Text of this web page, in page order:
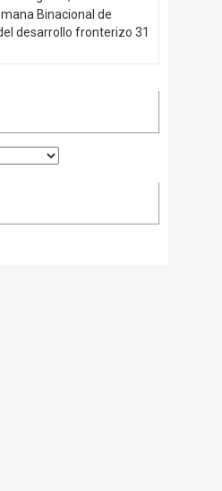
Binacional de
desarrollo fronterizo 31